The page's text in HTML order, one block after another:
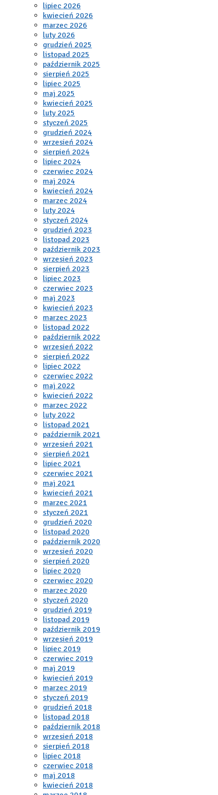
lipiec 2026
kwiecień 2026
marzec 2026
luty 2026
grudzień 2025
listopad 2025
październik 2025
sierpień 2025
lipiec 2025
maj 2025
kwiecień 2025
luty 2025
styczeń 2025
grudzień 2024
wrzesień 2024
sierpień 2024
lipiec 2024
czerwiec 2024
maj 2024
kwiecień 2024
marzec 2024
luty 2024
styczeń 2024
grudzień 2023
listopad 2023
październik 2023
wrzesień 2023
sierpień 2023
lipiec 2023
czerwiec 2023
maj 2023
kwiecień 2023
marzec 2023
listopad 2022
październik 2022
wrzesień 2022
sierpień 2022
lipiec 2022
czerwiec 2022
maj 2022
kwiecień 2022
marzec 2022
luty 2022
listopad 2021
październik 2021
wrzesień 2021
sierpień 2021
lipiec 2021
czerwiec 2021
maj 2021
kwiecień 2021
marzec 2021
styczeń 2021
grudzień 2020
listopad 2020
październik 2020
wrzesień 2020
sierpień 2020
lipiec 2020
czerwiec 2020
marzec 2020
styczeń 2020
grudzień 2019
listopad 2019
październik 2019
wrzesień 2019
lipiec 2019
czerwiec 2019
maj 2019
kwiecień 2019
marzec 2019
styczeń 2019
grudzień 2018
listopad 2018
październik 2018
wrzesień 2018
sierpień 2018
lipiec 2018
czerwiec 2018
maj 2018
kwiecień 2018